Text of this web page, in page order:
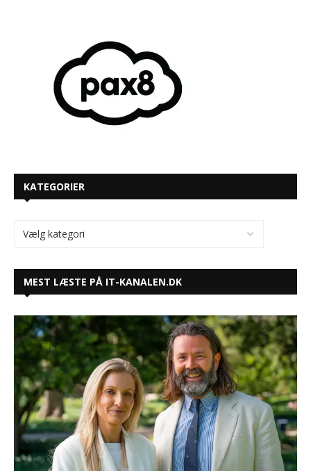
KATEGORIER
MEST LÆSTE PÅ IT-KANALEN.DK